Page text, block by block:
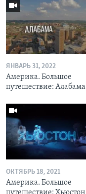
ЯНВАРЬ 31, 2022
Америка. Большое
путешествие: Алабама
ОКТЯБРЬ 18, 2021
Америка. Большое